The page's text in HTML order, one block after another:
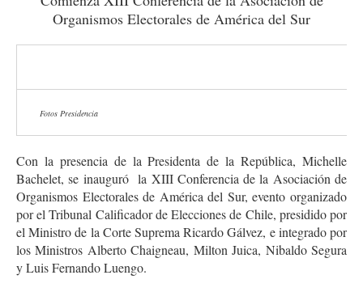
Organismos Electorales de América del Sur
Fotos Presidencia
Con la presencia de la Presidenta de la República, Michelle
Bachelet, se inauguró la XIII Conferencia de la Asociación de
Organismos Electorales de América del Sur, evento organizado
por el Tribunal Calificador de Elecciones de Chile, presidido por
el Ministro de la Corte Suprema Ricardo Gálvez, e integrado por
los Ministros Alberto Chaigneau, Milton Juica, Nibaldo Segura
y Luis Fernando Luengo.